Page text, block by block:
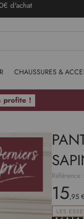
frais avec Alma
CHAUSSURES &
profite !
Référence :
15,95